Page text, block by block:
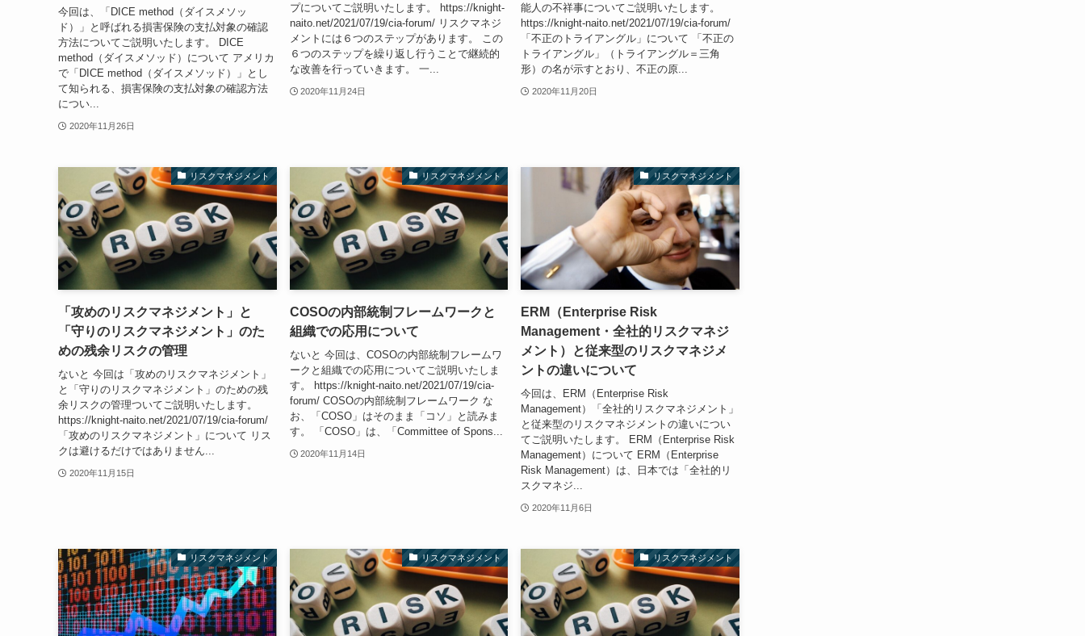
今回は、「DICE method（ダイスメソッ
ド）」と呼ばれる損害保険の支払対象の確認
方法についてご説明いたします。 DICE
method（ダイスメソッド）について アメリカ
で「DICE method（ダイスメソッド）」とし
て知られる、損害保険の支払対象の確認方法
につい...
2020年11月26日
プについてご説明いたします。 https://knight-
naito.net/2021/07/19/cia-forum/ リスクマネジ
メントには６つのステップがあります。 この
６つのステップを繰り返し行うことで継続的
な改善を行っていきます。 一...
2020年11月24日
能人の不祥事についてご説明いたします。
https://knight-naito.net/2021/07/19/cia-forum/
「不正のトライアングル」について 「不正の
トライアングル」（トライアングル＝三角
形）の名が示すとおり、不正の原...
2020年11月20日
リスクマネジメント
「攻めのリスクマネジメント」と
「守りのリスクマネジメント」のた
めの残余リスクの管理
ないと 今回は「攻めのリスクマネジメント」
と「守りのリスクマネジメント」のための残
余リスクの管理ついてご説明いたします。
https://knight-naito.net/2021/07/19/cia-forum/
「攻めのリスクマネジメント」について リス
クは避けるだけではありません...
2020年11月15日
リスクマネジメント
COSOの内部統制フレームワークと
組織での応用について
ないと 今回は、COSOの内部統制フレームワ
ークと組織での応用についてご説明いたしま
す。 https://knight-naito.net/2021/07/19/cia-
forum/ COSOの内部統制フレームワーク な
お、「COSO」はそのまま「コソ」と読みま
す。 「COSO」は、「Committee of Spons...
2020年11月14日
リスクマネジメント
ERM（Enterprise Risk
Management・全社的リスクマネジ
メント）と従来型のリスクマネジメ
ントの違いについて
今回は、ERM（Enterprise Risk
Management）「全社的リスクマネジメント」
と従来型のリスクマネジメントの違いについ
てご説明いたします。 ERM（Enterprise Risk
Management）について ERM（Enterprise
Risk Management）は、日本では「全社的リ
スクマネジ...
2020年11月6日
リスクマネジメント リスクマネジメント リスクマネジメント